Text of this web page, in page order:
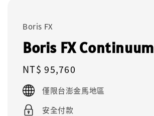
Boris FX
Boris FX Continuum
Regular
price
NT$ 95,760
僅限台澎金馬地區
安全付款